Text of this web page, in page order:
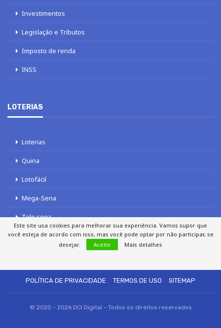
Investimentos
Legislação e Tributos
Imposto de renda
INSS
LOTERIAS
Loterias
Quina
Lotofácil
Mega-Sena
Tele sena
POLÍTICA DE PRIVACIDADE
TERMOS DE USO SITEMAP
© 2020 - 2026 DCI Digital - Todos os direitos reservados
Este site usa cookies para melhorar sua experiência. Vamos supor que
você esteja de acordo com isso, mas você pode optar por não participar, se
desejar.
Aceito Mais detalhes